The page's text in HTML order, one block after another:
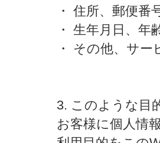
・ 住所、郵便番
・ 生年月日、年
・ その他、サ
3. このような目
お客様に個人情